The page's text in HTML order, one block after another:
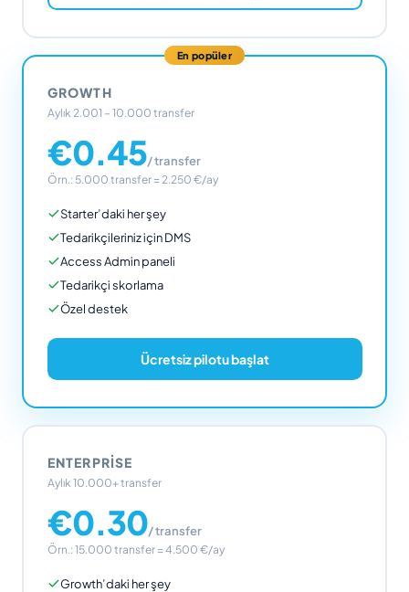
En popüler
GROWTH
Aylık 2.001 – 10.000 transfer
€0.45/ transfer
Örn.: 5.000 transfer = 2.250 €/ay
Starter’daki her şey
Tedarikçileriniz için DMS
Access Admin paneli
Tedarikçi skorlama
Özel destek
Ücretsiz pilotu başlat
ENTERPRISE
Aylık 10.000+ transfer
€0.30/ transfer
Örn.: 15.000 transfer = 4.500 €/ay
Growth’daki her şey